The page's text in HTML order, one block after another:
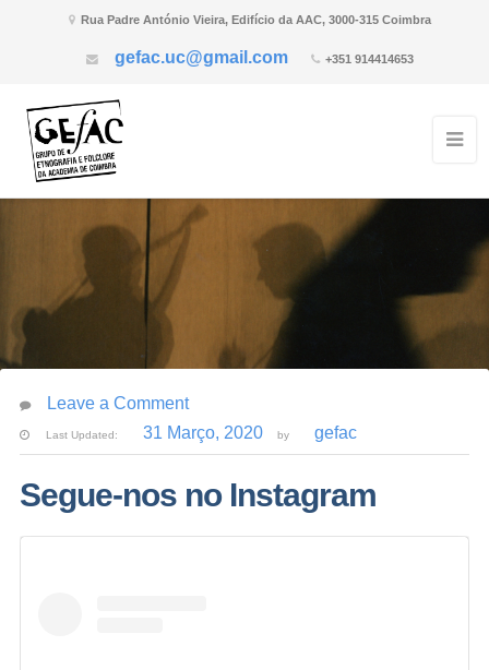
Rua Padre António Vieira, Edifício da AAC, 3000-315 Coimbra
gefac.uc@gmail.com +351 914414653
Leave a Comment
Last Updated: 31 Março, 2020 by gefac
Segue-nos no Instagram